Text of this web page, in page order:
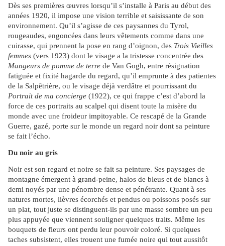
Dès ses premières œuvres lorsqu’il s’installe à Paris au début des
années 1920, il impose une vision terrible et saisissante de son
environnement. Qu’il s’agisse de ces paysannes du Tyrol,
rougeaudes, engoncées dans leurs vêtements comme dans une
cuirasse, qui prennent la pose en rang d’oignon, des Trois Vieilles
femmes (vers 1923) dont le visage a la tristesse concentrée des
Mangeurs de pomme de terre de Van Gogh, entre résignation
fatiguée et fixité hagarde du regard, qu’il emprunte à des patientes
de la Salpêtrière, ou le visage déjà verdâtre et pourrissant du
Portrait de ma concierge (1922), ce qui frappe c’est d’abord la
force de ces portraits au scalpel qui disent toute la misère du
monde avec une froideur impitoyable. Ce rescapé de la Grande
Guerre, gazé, porte sur le monde un regard noir dont sa peinture
se fait l’écho.
Du noir au gris
Noir est son regard et noire se fait sa peinture. Ses paysages de
montagne émergent à grand-peine, halos de bleus et de blancs à
demi noyés par une pénombre dense et pénétrante. Quant à ses
natures mortes, lièvres écorchés et pendus ou poissons posés sur
un plat, tout juste se distinguent-ils par une masse sombre un peu
plus appuyée que viennent souligner quelques traits. Même les
bouquets de fleurs ont perdu leur pouvoir coloré. Si quelques
taches subsistent, elles trouent une fumée noire qui tout aussitôt